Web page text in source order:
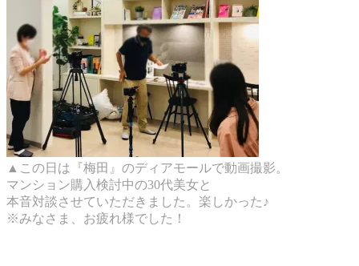
▲この日は『梅田』のディアモールで動画撮影。
マンション購入検討中の30代美女と
本音対談させていただきました。楽しかった♪
※みなさま、お疲れ様でした！